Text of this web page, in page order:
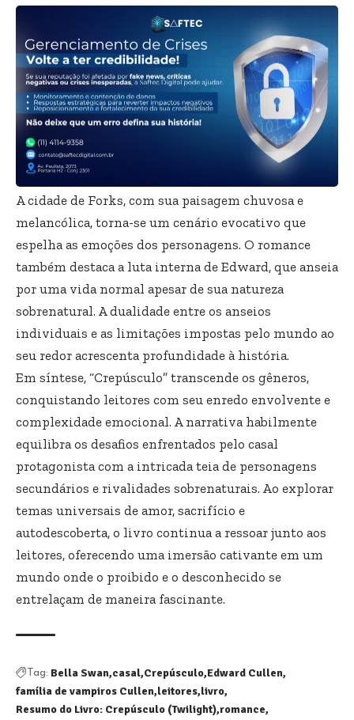
A cidade de Forks, com sua paisagem chuvosa e
melancólica, torna-se um cenário evocativo que
espelha as emoções dos personagens. O romance
também destaca a luta interna de Edward, que anseia
por uma vida normal apesar de sua natureza
sobrenatural. A dualidade entre os anseios
individuais e as limitações impostas pelo mundo ao
seu redor acrescenta profundidade à história.
Em síntese, “Crepúsculo” transcende os gêneros,
conquistando leitores com seu enredo envolvente e
complexidade emocional. A narrativa habilmente
equilibra os desafios enfrentados pelo casal
protagonista com a intricada teia de personagens
secundários e rivalidades sobrenaturais. Ao explorar
temas universais de amor, sacrifício e
autodescoberta, o livro continua a ressoar junto aos
leitores, oferecendo uma imersão cativante em um
mundo onde o proibido e o desconhecido se
entrelaçam de maneira fascinante.
Tag: Bella Swan casal Crepúsculo Edward Cullen
família de vampiros Cullen leitores livro
Resumo do Livro: Crepúsculo (Twilight) romance